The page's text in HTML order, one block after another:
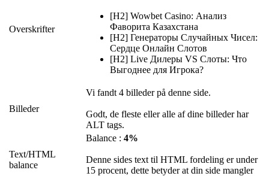
Overskrifter
[H2] Wowbet Casino: Анализ
Фаворита Казахстана
[H2] Генераторы Случайных Чисел:
Сердце Онлайн Слотов
[H2] Live Дилеры VS Слоты: Что
Выгоднее для Игрока?
Billeder
Vi fandt 4 billeder på denne side.
Godt, de fleste eller alle af dine billeder har
ALT tags.
Text/HTML
balance
Balance : 4%
Denne sides text til HTML fordeling er under
15 procent, dette betyder at din side mangler